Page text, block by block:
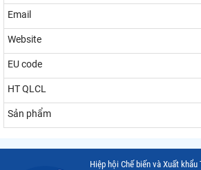
Email
Website
EU code
HT QLCL
Sản phẩm
Hiệp hội Chế biến và Xuất khẩu